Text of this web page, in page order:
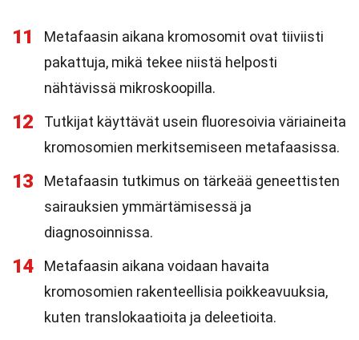
11
Metafaasin aikana kromosomit ovat tiiviisti
pakattuja, mikä tekee niistä helposti
nähtävissä mikroskoopilla.
12
Tutkijat käyttävät usein fluoresoivia väriaineita
kromosomien merkitsemiseen metafaasissa.
13
Metafaasin tutkimus on tärkeää geneettisten
sairauksien ymmärtämisessä ja
diagnosoinnissa.
14
Metafaasin aikana voidaan havaita
kromosomien rakenteellisia poikkeavuuksia,
kuten translokaatioita ja deleetioita.